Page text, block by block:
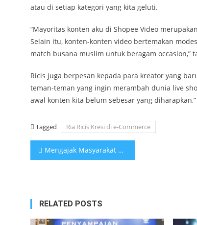
atau di setiap kategori yang kita geluti.
“Mayoritas konten aku di Shopee Video
Selain itu, konten-konten video bertemakan
match busana muslim untuk beragam occasion,”
Ricis juga berpesan kepada para kreator yang
teman-teman yang ingin merambah dunia live
awal konten kita belum sebesar yang
Tagged Ria Ricis Kresi di e-Commerce
Post
Mengajak Masyarakat Tertib Berlalu Lintas, Polres Ngawi Libatkan Tokoh Wayang Saat Operasi Patuh Semeru 2024
RELATED POSTS